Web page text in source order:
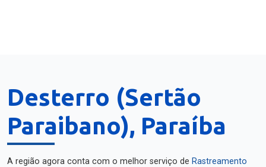
Desterro (Sertão
Paraibano), Paraíba
A região agora conta com o melhor serviço de Rastreamento